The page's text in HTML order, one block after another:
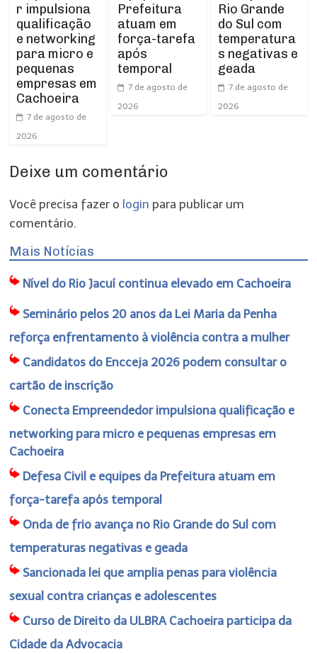
r impulsiona
qualificação
e networking
para micro e
pequenas
empresas em
Cachoeira
7 de agosto de
2026
Prefeitura
atuam em
força-tarefa
após
temporal
7 de agosto de
2026
Rio Grande
do Sul com
temperatura
s negativas e
geada
7 de agosto de
2026
Deixe um comentário
Você precisa fazer o login para publicar um
comentário.
Mais Notícias
Nível do Rio Jacuí continua elevado em Cachoeira
Seminário pelos 20 anos da Lei Maria da Penha
reforça enfrentamento à violência contra a mulher
Candidatos do Encceja 2026 podem consultar o
cartão de inscrição
Conecta Empreendedor impulsiona qualificação e
networking para micro e pequenas empresas em
Cachoeira
Defesa Civil e equipes da Prefeitura atuam em
força-tarefa após temporal
Onda de frio avança no Rio Grande do Sul com
temperaturas negativas e geada
Sancionada lei que amplia penas para violência
sexual contra crianças e adolescentes
Curso de Direito da ULBRA Cachoeira participa da
Cidade da Advocacia